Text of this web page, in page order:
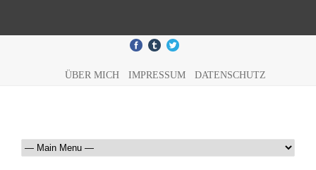
ÜBER MICH IMPRESSUM DATENSCHUTZ